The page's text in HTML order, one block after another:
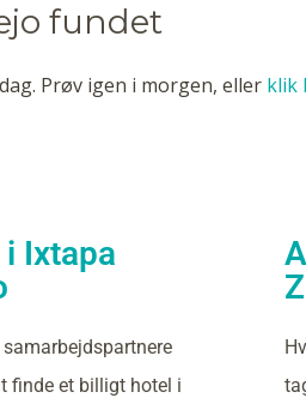
fundet
Prøv igen i morgen, eller klik
Ixtapa
finde et billigt hotel i